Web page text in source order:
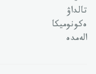
تالداۋ
ەكونوميكا
الەمدە